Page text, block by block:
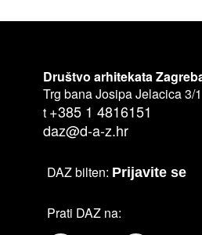
Društvo arhitekata
Trg bana Josipa Jelacica 3/1
t +385 1 4816151
daz@d-a-z.hr
DAZ bilten: Prijavite se
Prati DAZ na: